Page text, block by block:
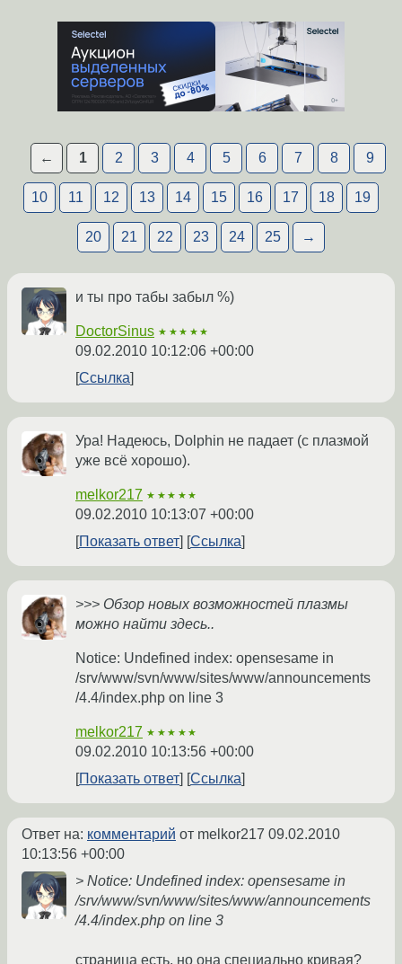
← 1 2 3 4 5 6 7 8 9
10 11 12 13 14 15 16 17 18 19
20 21 22 23 24 25 →
и ты про табы забыл %)
DoctorSinus ★★★★★
09.02.2010 10:12:06 +00:00
Ссылка
Ура! Надеюсь, Dolphin не падает (с плазмой
уже всё хорошо).
melkor217 ★★★★★
09.02.2010 10:13:07 +00:00
Показать ответ
Ссылка
>>> Обзор новых возможностей плазмы
можно найти здесь..
Notice: Undefined index: opensesame in
/srv/www/svn/www/sites/www/announcements
/4.4/index.php on line 3
melkor217 ★★★★★
09.02.2010 10:13:56 +00:00
Показать ответ
Ссылка
Ответ на: комментарий от melkor217 09.02.2010
10:13:56 +00:00
> Notice: Undefined index: opensesame in
/srv/www/svn/www/sites/www/announcements
/4.4/index.php on line 3
страница есть, но она специально кривая?